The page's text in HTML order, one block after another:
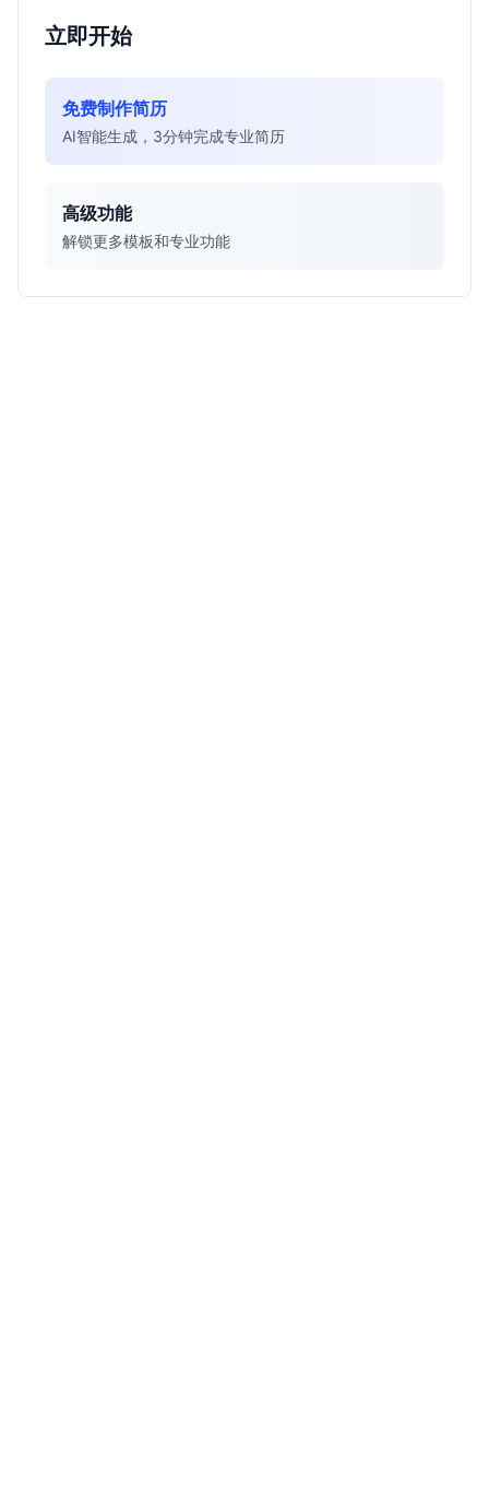
立即开始
免费制作简历
AI智能生成，3分钟完成专业简历
高级功能
解锁更多模板和专业功能